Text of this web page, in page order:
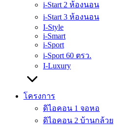
i-Start 2 ห้องนอน
i-Start 3 ห้องนอน
I-Style
i-Smart
i-Sport
i-Sport 60 ตรว.
I-Luxury
โครงการ
ดิไอคอน 1 จอหอ
ดิไอคอน 2 บ้านกล้วย